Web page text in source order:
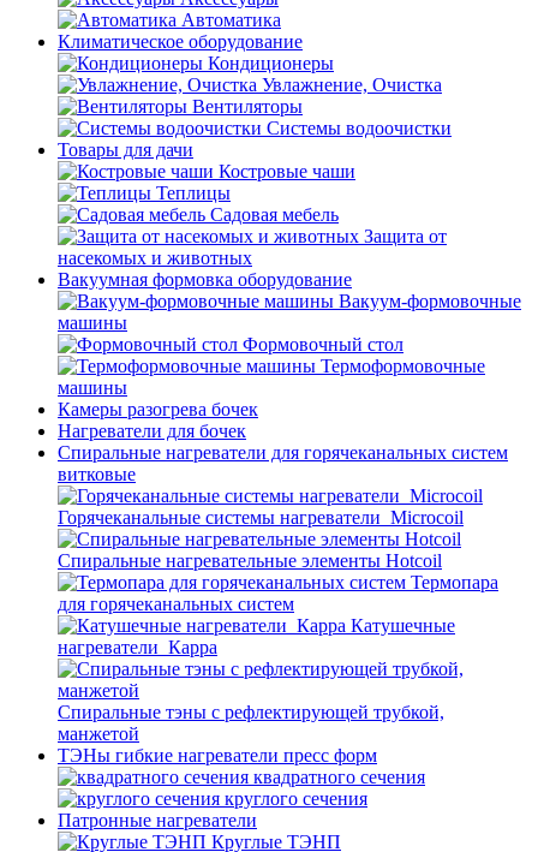
Автоматика
Климатическое оборудование
Кондиционеры
Увлажнение, Очистка
Вентиляторы
Системы водоочистки
Товары для дачи
Костровые чаши
Теплицы
Садовая мебель
Защита от
насекомых и животных
Вакуумная формовка оборудование
Вакуум-формовочные
машины
Формовочный стол
Термоформовочные
машины
Камеры разогрева бочек
Нагреватели для бочек
Спиральные нагреватели для горячеканальных систем
витковые
Горячеканальные системы нагреватели_Microcoil
Спиральные нагревательные элементы Hotcoil
Термопара
для горячеканальных систем
Катушечные
нагреватели_Карра
Спиральные тэны с рефлектирующей трубкой,
манжетой
ТЭНы гибкие нагреватели пресс форм
квадратного сечения
круглого сечения
Патронные нагреватели
Круглые ТЭНП